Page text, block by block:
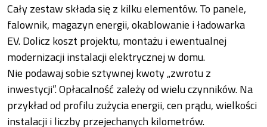
Cały zestaw składa się z kilku elementów. To panele,
falownik, magazyn energii, okablowanie i ładowarka
EV. Dolicz koszt projektu, montażu i ewentualnej
modernizacji instalacji elektrycznej w domu.
Nie podawaj sobie sztywnej kwoty „zwrotu z
inwestycji”. Opłacalność zależy od wielu czynników. Na
przykład od profilu zużycia energii, cen prądu, wielkości
instalacji i liczby przejechanych kilometrów.